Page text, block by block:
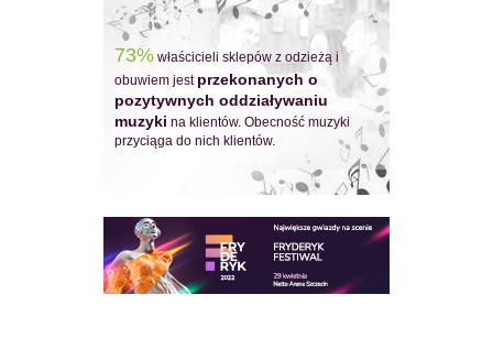
73% właścicieli sklepów z odzieżą i
obuwiem jest przekonanych o
pozytywnych oddziaływaniu
muzyki na klientów. Obecność muzyki
przyciąga do nich klientów.